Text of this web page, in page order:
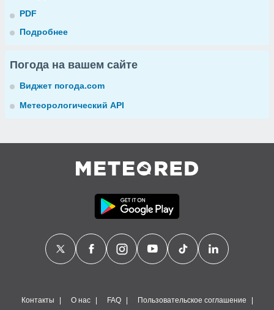
PDF
Подробнее
Погода на вашем сайте
Виджет погода.com
Метеорологический API
Контакты О нас FAQ Пользовательское соглашение